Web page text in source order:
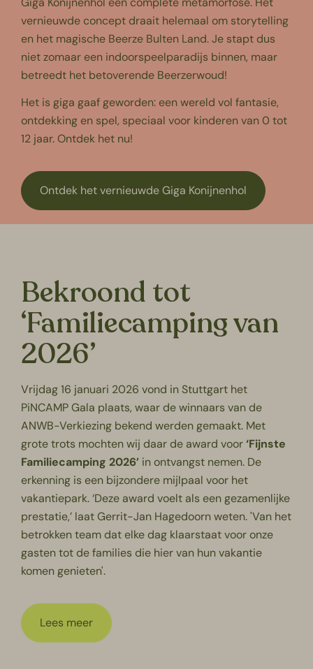
vernieuwde concept draait helemaal om storytelling
en het magische Beerze Bulten Land. Je stapt dus
niet zomaar een indoorspeelparadijs binnen, maar
betreedt het betoverende Beerzerwoud!
Het is giga gaaf geworden: een wereld vol fantasie,
ontdekking en spel, speciaal voor kinderen van 0 tot
12 jaar. Ontdek het nu!
Ontdek het vernieuwde Giga Konijnenhol
Bekroond tot
‘Familiecamping van
2026’
Vrijdag 16 januari 2026 vond in Stuttgart het
PiNCAMP Gala plaats, waar de winnaars van de
ANWB-Verkiezing bekend werden gemaakt. Met
grote trots mochten wij daar de award voor‘Fijnste
Familiecamping 2026’ in ontvangst nemen. De
erkenning is een bijzondere mijlpaal voor het
vakantiepark. ‘Deze award voelt als een gezamenlijke
prestatie,’ laat Gerrit-Jan Hagedoorn weten. 'Van het
betrokken team dat elke dag klaarstaat voor onze
gasten tot de families die hier van hun vakantie
komen genieten'.
Lees meer